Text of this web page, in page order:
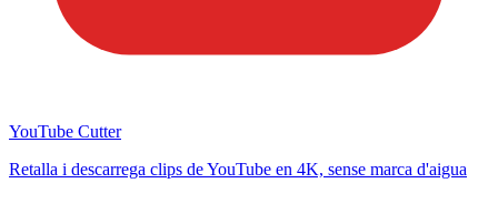
YouTube Cutter
Retalla i descarrega clips de YouTube en 4K, sense marca d'aigua